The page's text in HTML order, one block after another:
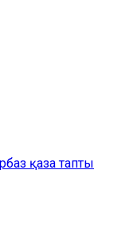
қаза тапты